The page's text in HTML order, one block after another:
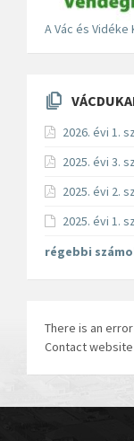
A Vác és Vidéke
2026. évi 1.
2025. évi 3.
2025. évi 2.
2025. évi 1.
régebbi
There is an
Contact